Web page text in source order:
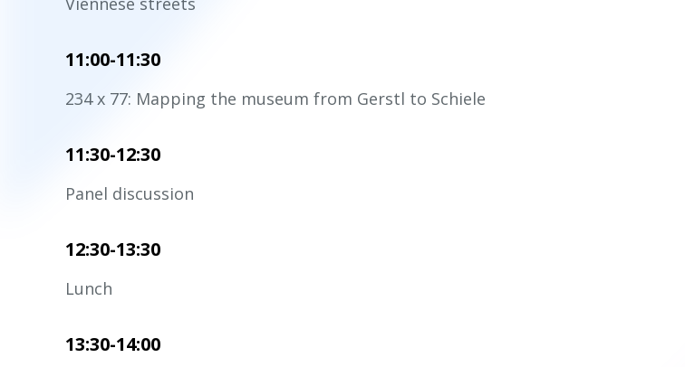
11:00-11:30
234 x 77: Mapping the museum from Gerstl to Schiele
11:30-12:30
Panel discussion
12:30-13:30
Lunch
13:30-14:00